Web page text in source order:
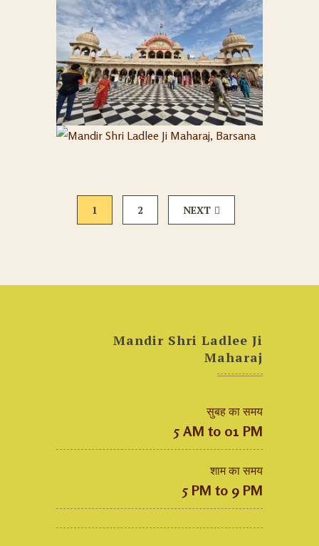
MANDIR SHRI
LADLEE JI
MAHARAJ,
BARSANA
MANDIR SHRI
LADLEE JI
MAHARAJ,
BARSANA
1 2 NEXT
Mandir Shri Ladlee Ji
Maharaj
सुबह का समय
5 AM to 01 PM
शाम का समय
5 PM to 9 PM